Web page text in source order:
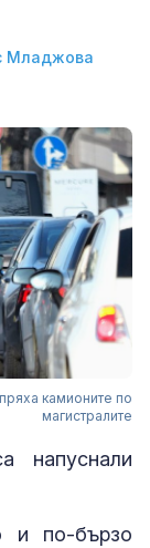
Младжова
камионите по
магистралите
напуснали
и по-бързо